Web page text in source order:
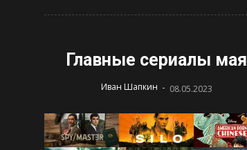
Главные сериалы мая
Иван Шапкин - 08.05.2023